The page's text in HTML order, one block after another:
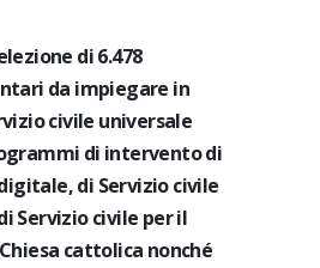
di 6.478
da impiegare in
civile universale
di intervento di
di Servizio civile
Servizio civile per il
cattolica nonché